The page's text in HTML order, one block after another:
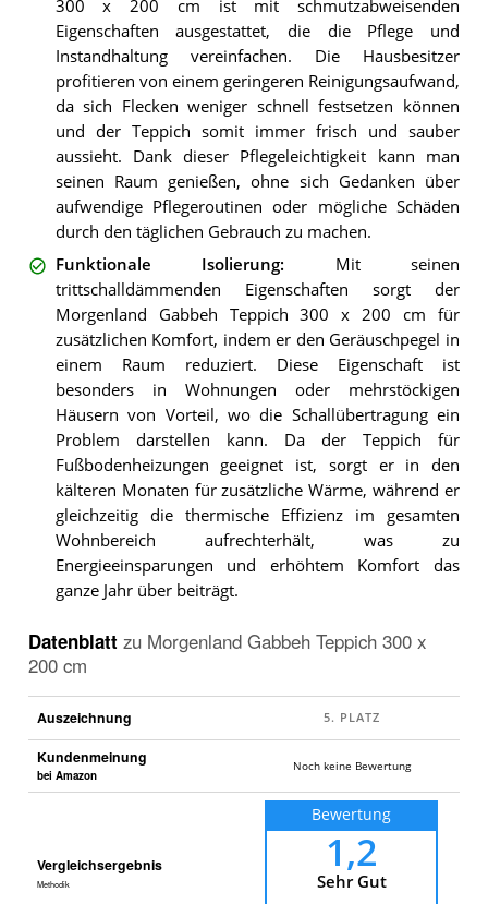
300 x 200 cm ist mit schmutzabweisenden
Eigenschaften ausgestattet, die die Pflege und
Instandhaltung vereinfachen. Die Hausbesitzer
profitieren von einem geringeren Reinigungsaufwand,
da sich Flecken weniger schnell festsetzen können
und der Teppich somit immer frisch und sauber
aussieht. Dank dieser Pflegeleichtigkeit kann man
seinen Raum genießen, ohne sich Gedanken über
aufwendige Pflegeroutinen oder mögliche Schäden
durch den täglichen Gebrauch zu machen.
Funktionale Isolierung: Mit seinen
trittschalldämmenden Eigenschaften sorgt der
Morgenland Gabbeh Teppich 300 x 200 cm für
zusätzlichen Komfort, indem er den Geräuschpegel in
einem Raum reduziert. Diese Eigenschaft ist
besonders in Wohnungen oder mehrstöckigen
Häusern von Vorteil, wo die Schallübertragung ein
Problem darstellen kann. Da der Teppich für
Fußbodenheizungen geeignet ist, sorgt er in den
kälteren Monaten für zusätzliche Wärme, während er
gleichzeitig die thermische Effizienz im gesamten
Wohnbereich aufrechterhält, was zu
Energieeinsparungen und erhöhtem Komfort das
ganze Jahr über beiträgt.
Datenblatt zu Morgenland Gabbeh Teppich 300 x
200 cm
Auszeichnung
Kundenmeinung
bei Amazon
Noch keine Bewertung
Vergleichsergebnis
Methodik
Bewertung
1,2
Sehr Gut